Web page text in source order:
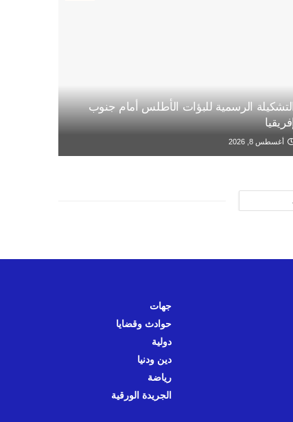
الرسمية للبؤات الأطلس أمام جنوب
أغسطس 8, 2026
جهات
حوادث وقضايا
دولية
دين ودنيا
رياضة
الجريدة الورقية